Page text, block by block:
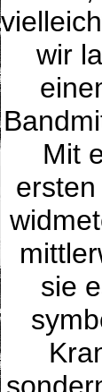
wir
Mit
sie